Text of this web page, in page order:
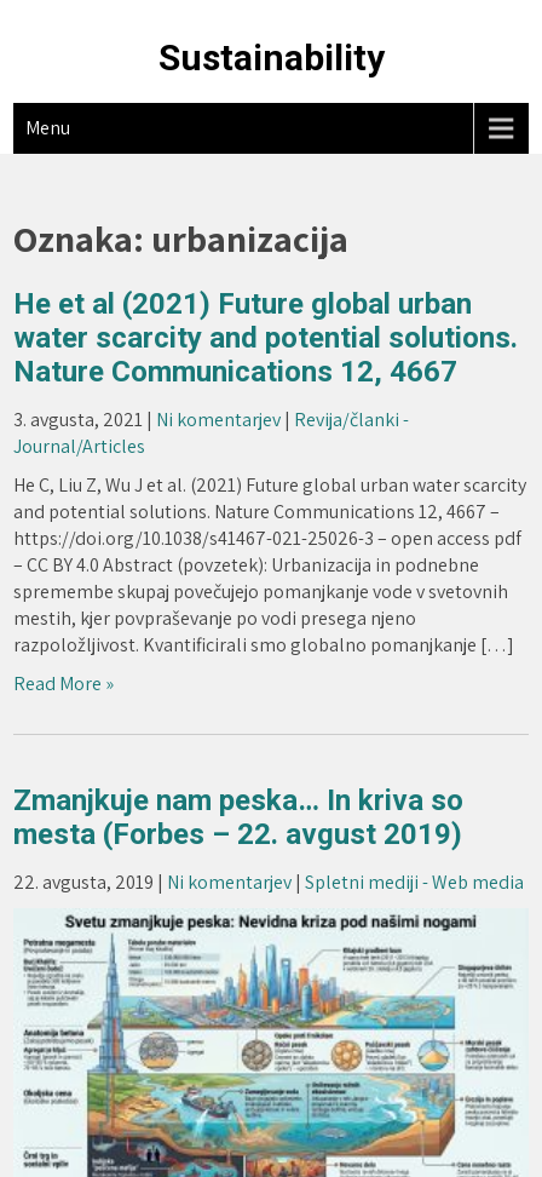
Sustainability
Menu
Oznaka: urbanizacija
He et al (2021) Future global urban
water scarcity and potential solutions.
Nature Communications 12, 4667
3. avgusta, 2021| Ni komentarjev| Revija/članki -
Journal/Articles
He C, Liu Z, Wu J et al. (2021) Future global urban water scarcity
and potential solutions. Nature Communications 12, 4667 –
https://doi.org/10.1038/s41467-021-25026-3 – open access pdf
– CC BY 4.0 Abstract (povzetek): Urbanizacija in podnebne
spremembe skupaj povečujejo pomanjkanje vode v svetovnih
mestih, kjer povpraševanje po vodi presega njeno
razpoložljivost. Kvantificirali smo globalno pomanjkanje […]
Read More »
Zmanjkuje nam peska… In kriva so
mesta (Forbes – 22. avgust 2019)
22. avgusta, 2019 | Ni komentarjev|Spletni mediji - Web media